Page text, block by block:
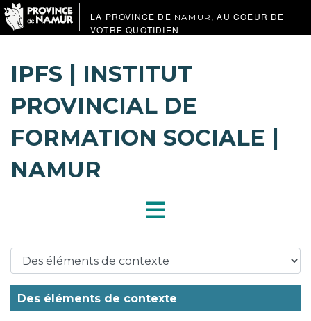
LA PROVINCE DE NAMUR , AU COEUR DE
VOTRE QUOTIDIEN
IPFS | INSTITUT
PROVINCIAL DE
FORMATION SOCIALE |
NAMUR
Des éléments de contexte